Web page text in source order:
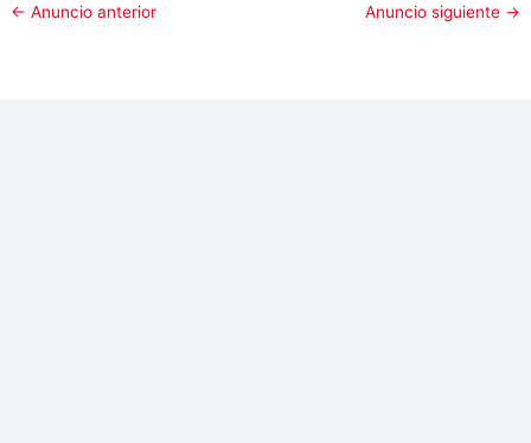
← Anuncio anterior Anuncio siguiente →